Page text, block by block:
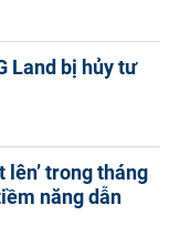
Land bị hủy tư
lên’ trong tháng
năng dẫn